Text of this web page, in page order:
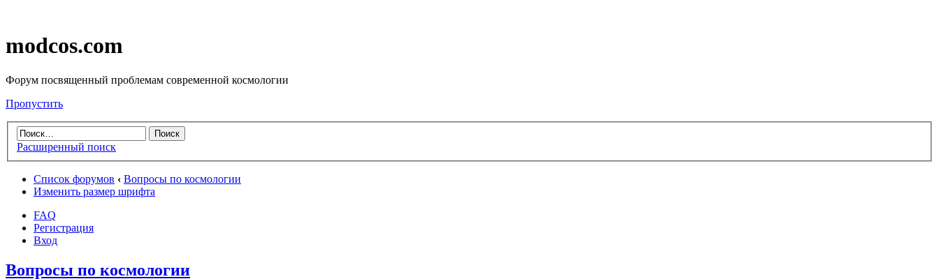
modcos.com
Форум посвященный проблемам современной космологии
Пропустить
Расширенный поиск
Список форумов ‹ Вопросы по космологии
Изменить размер шрифта
FAQ
Регистрация
Вход
Вопросы по космологии